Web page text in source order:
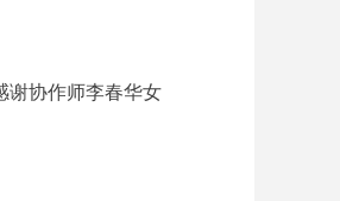
谢协作师李春华女